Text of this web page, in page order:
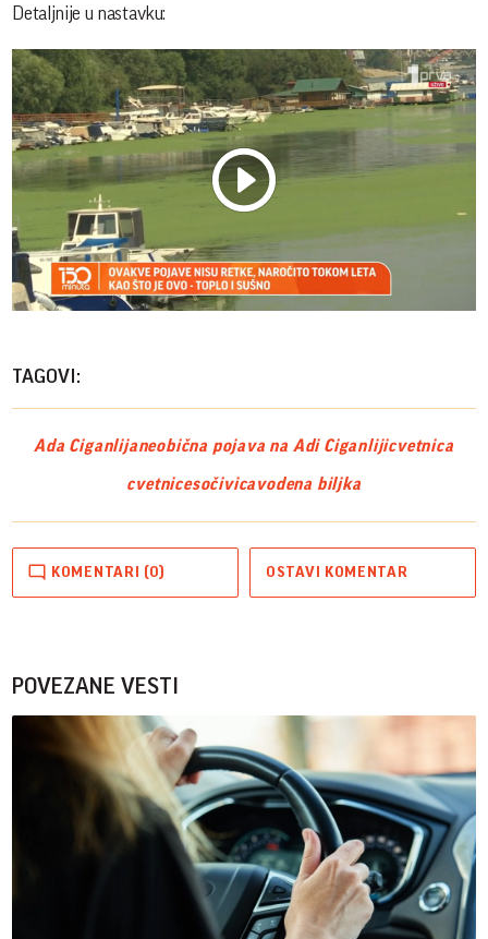
Detaljnije u nastavku:
Play
TAGOVI:
Ada Ciganlijaneobična pojava na Adi Ciganlijicvetnica
cvetnicesočivicavodena biljka
KOMENTARI (0) OSTAVI KOMENTAR
POVEZANE VESTI